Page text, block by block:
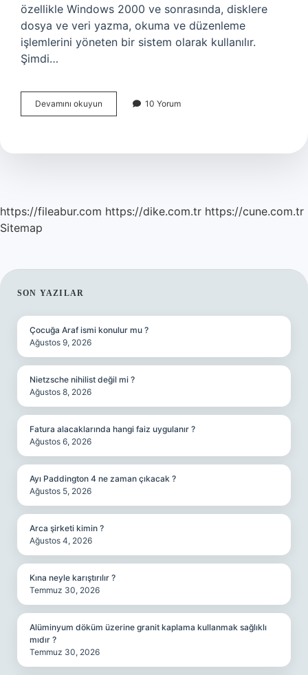
özellikle Windows 2000 ve sonrasında, disklere
dosya ve veri yazma, okuma ve düzenleme
işlemlerini yöneten bir sistem olarak kullanılır.
Şimdi…
Devamını okuyun
türü
demek
10 Yorum
https://fileabur.com https://dike.com.tr https://cune.com.tr
Sitemap
SIDEBAR
SON YAZILAR
Çocuğa Araf ismi konulur mu ?
Ağustos 9, 2026
Nietzsche nihilist değil mi ?
Ağustos 8, 2026
Fatura alacaklarında hangi faiz uygulanır ?
Ağustos 6, 2026
Ayı Paddington 4 ne zaman çıkacak ?
Ağustos 5, 2026
Arca şirketi kimin ?
Ağustos 4, 2026
Kına neyle karıştırılır ?
Temmuz 30, 2026
Alüminyum döküm üzerine granit kaplama kullanmak sağlıklı
mıdır ?
Temmuz 30, 2026